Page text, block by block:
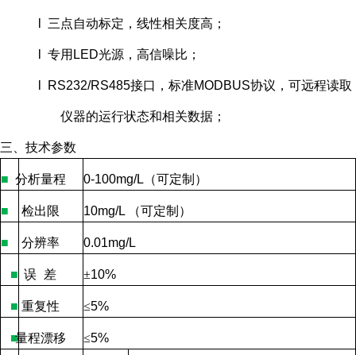
l 三点自动标定，线性相关度高；
l 专用LED光源，高信噪比；
l RS232/RS485接口，标准MODBUS协议，可远程读取
仪器的运行状态和相关数据；
三、技术参数
■ 分析量程 0-100mg/L （可定制）
■ 检出限 10mg/L （可定制）
■ 分辨率 0.01mg/L
■ 误 差 ±10%
■ 重复性 ≤5%
■量程漂移 ≤5%